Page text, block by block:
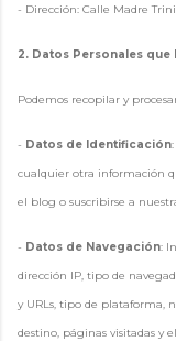
- Dirección: Calle Madre
2. Datos Personales
Podemos recopilar y
- Datos de Identificación
cualquier otra información
el blog o suscribirse a
- Datos de Navegación:
dirección IP, tipo de
y URLs, tipo de plataforma,
destino, páginas visitadas y